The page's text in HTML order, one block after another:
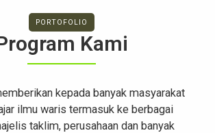
PORTOFOLIO
Kami
kepada banyak masyarakat
ilmu waris termasuk ke berbagai
taklim, perusahaan dan banyak